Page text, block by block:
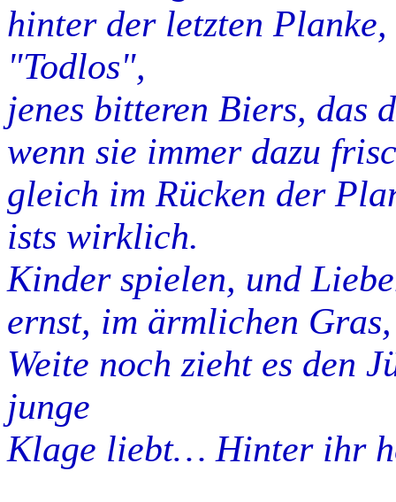
hinter der letzten
"Todlos",
jenes bitteren Biers, das
wenn sie immer dazu
gleich im Rücken der
ists wirklich.
Kinder spielen, und
ernst, im ärmlichen
Weite noch zieht es den
junge
Klage liebt… Hinter ihr